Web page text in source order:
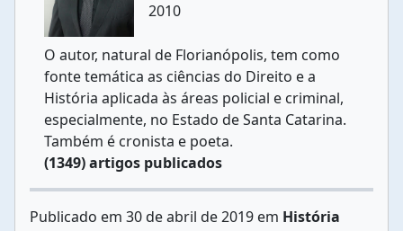
2010
O autor, natural de Florianópolis, tem como
fonte temática as ciências do Direito e a
História aplicada às áreas policial e criminal,
especialmente, no Estado de Santa Catarina.
Também é cronista e poeta.
(1349) artigos publicados
Publicado em 30 de abril de 2019 em História